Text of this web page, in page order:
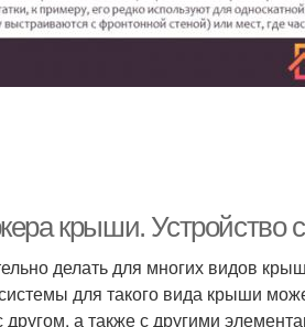
крыши. Устройство
делать для многих видов
для такого вида крыши
а также с другими